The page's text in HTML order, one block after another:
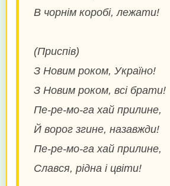
В чорнім коробі, лежати!
(Приспів)
З Новим роком, Україно!
З Новим роком, всі брати!
Пе-ре-мо-га хай прилине,
Й ворог згине, назавжди!
Пе-ре-мо-га хай прилине,
Слався, рідна і цвіти!